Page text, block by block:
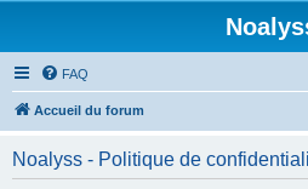
FAQ
Accueil du forum
Noalyss - Politique de